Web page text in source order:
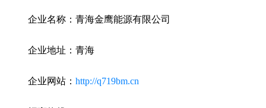
企业名称：青海金鹰能源有限公司
企业地址：青海
企业网站： http://q719bm.cn